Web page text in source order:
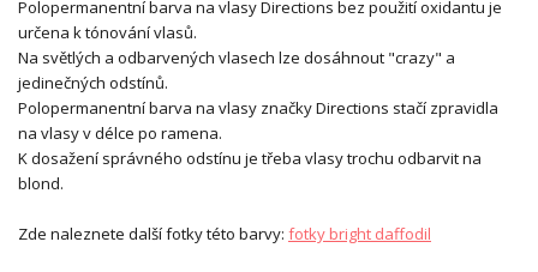
Polopermanentní barva na vlasy Directions bez použití oxidantu je
určena k tónování vlasů.
Na světlých a odbarvených vlasech lze dosáhnout "crazy" a
jedinečných odstínů.
Polopermanentní barva na vlasy značky Directions stačí zpravidla
na vlasy v délce po ramena.
K dosažení správného odstínu je třeba vlasy trochu odbarvit na
blond.
Zde naleznete další fotky této barvy: fotky bright daffodil